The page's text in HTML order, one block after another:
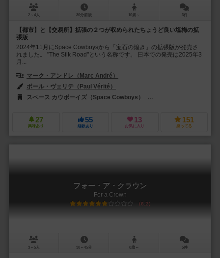
2～4人 30分前後 10歳～ 3件
【都市】と【交易所】拡張の２つが収められたちょうど良い塩梅の拡
張版
2024年11月にSpace Cowboysから「宝石の煌き」の拡張版が発売さ
れました。 "The Silk Road"という名称です。 日本での発売は2025年3
月...
マーク・アンドレ（Marc André）
ポール・ヴェリテ（Paul Vérité）
スペース カウボーイズ（Space Cowboys）
27
興味あり
55
経験あり
13
お気に入り
151
持ってる
フォー・ア・クラウン
For a Crown
6.2
3～5人 30～45分 8歳～ 5件